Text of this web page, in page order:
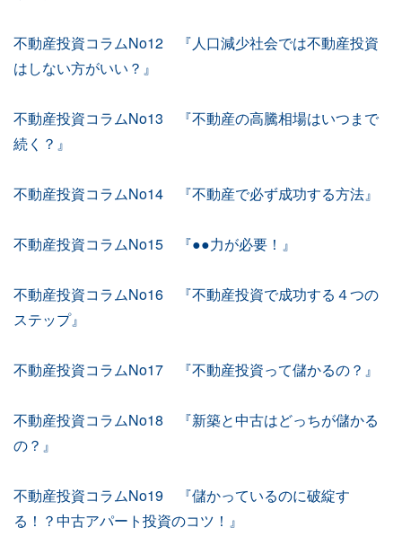
不動産投資コラムNo12 『人口減少社会では不動産投資
はしない方がいい？』
不動産投資コラムNo13 『不動産の高騰相場はいつまで
続く？』
不動産投資コラムNo14 『不動産で必ず成功する方法』
不動産投資コラムNo15 『●●力が必要！』
不動産投資コラムNo16 『不動産投資で成功する４つの
ステップ』
不動産投資コラムNo17 『不動産投資って儲かるの？』
不動産投資コラムNo18 『新築と中古はどっちが儲かる
の？』
不動産投資コラムNo19 『儲かっているのに破綻す
る！？中古アパート投資のコツ！』